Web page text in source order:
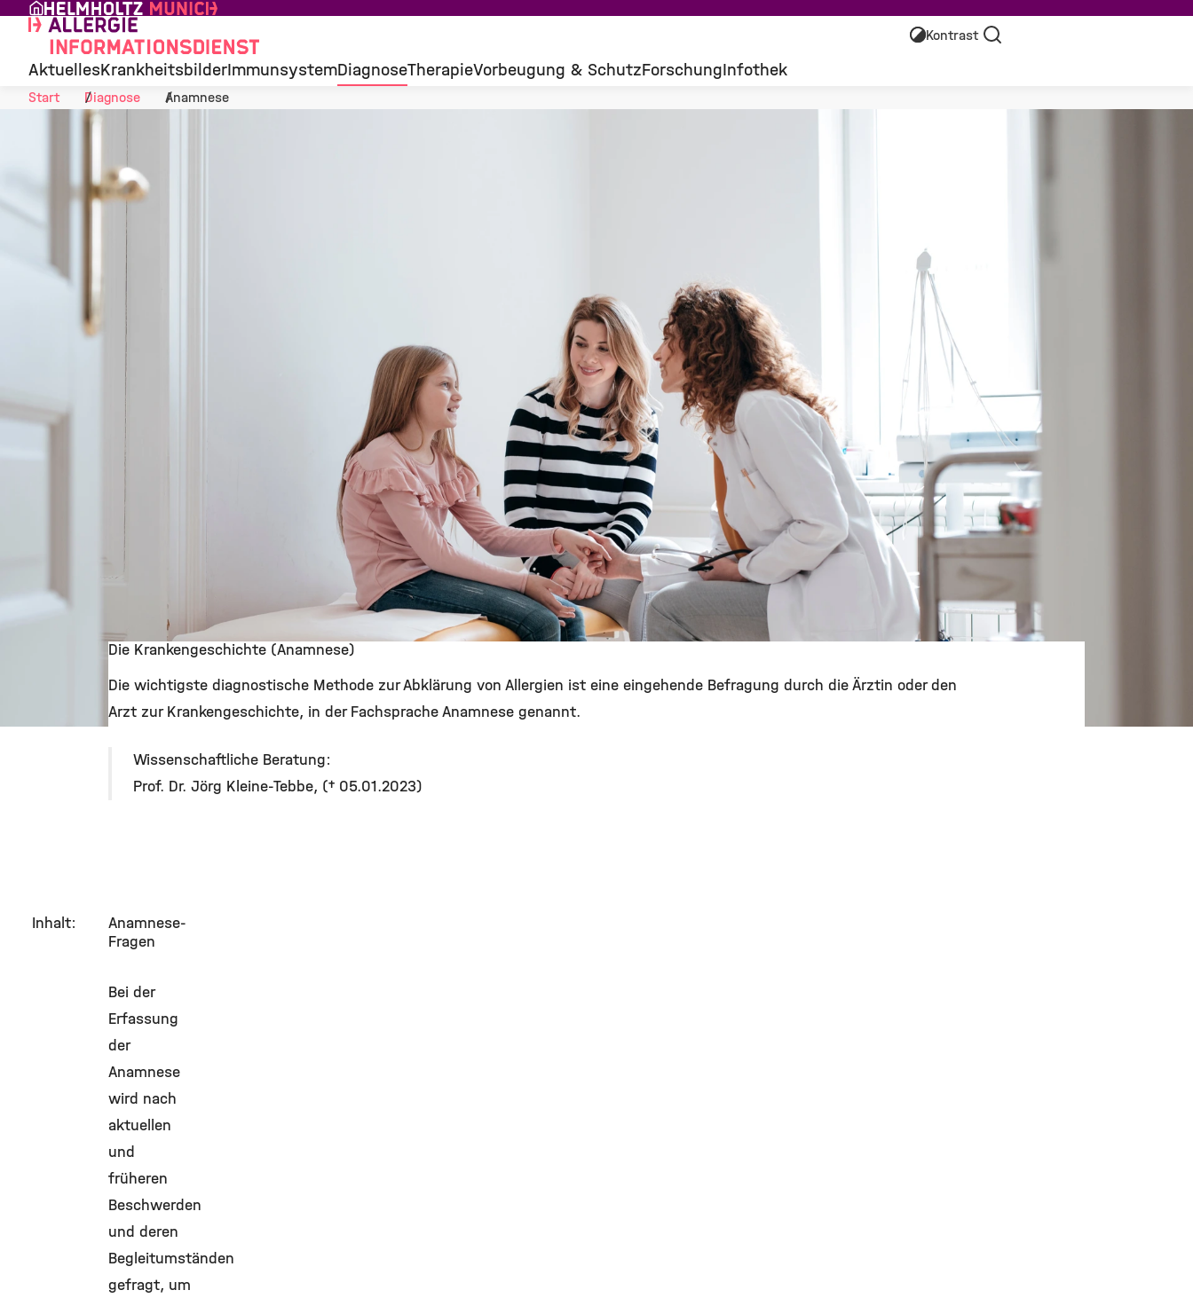
Skip to Content
Kontrast Suche
AktuellesKrankheitsbilderImmunsystemDiagnoseTherapieVorbeugung & SchutzForschungInfothek
Start Diagnose Anamnese
Die Krankengeschichte (Anamnese)
Die wichtigste diagnostische Methode zur Abklärung von Allergien ist eine eingehende Befragung durch die Ärztin oder den
Arzt zur Krankengeschichte, in der Fachsprache Anamnese genannt.
Wissenschaftliche Beratung:
Prof. Dr. Jörg Kleine-Tebbe, († 05.01.2023)
Inhalt:
Anamnese-
Fragen
Bei der
Erfassung
der
Anamnese
wird nach
aktuellen
und
früheren
Beschwerden
und deren
Begleitumständen
gefragt, um